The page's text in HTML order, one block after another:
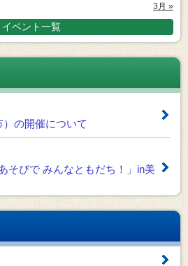
3月 »
イベント一覧
の開催について
そびで みんなともだち！」in美